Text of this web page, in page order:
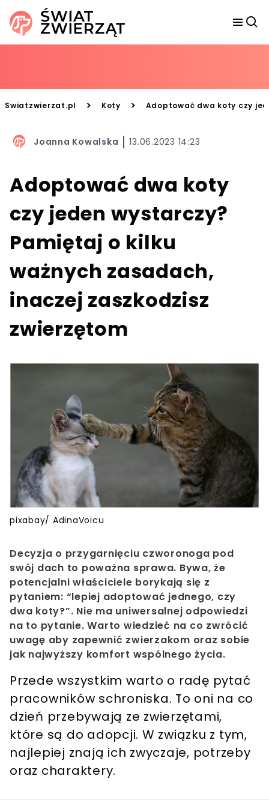
Swiatzwierzat.pl > Koty > Adoptować dwa koty czy
Joanna Kowalska 13.06.2023 14:23
Adoptować dwa koty
czy jeden wystarczy?
Pamiętaj o kilku
ważnych zasadach,
inaczej zaszkodzisz
zwierzętom
pixabay/ AdinaVoicu
Decyzja o przygarnięciu czworonoga pod
swój dach to poważna sprawa. Bywa, że
potencjalni właściciele borykają się z
pytaniem: “lepiej adoptować jednego, czy
dwa koty?”. Nie ma uniwersalnej odpowiedzi
na to pytanie. Warto wiedzieć na co zwrócić
uwagę aby zapewnić zwierzakom oraz sobie
jak najwyższy komfort wspólnego życia.
Przede wszystkim warto o radę pytać
pracowników schroniska. To oni na co
dzień przebywają ze zwierzętami,
które są do adopcji. W związku z tym,
najlepiej znają ich zwyczaje, potrzeby
oraz charaktery.